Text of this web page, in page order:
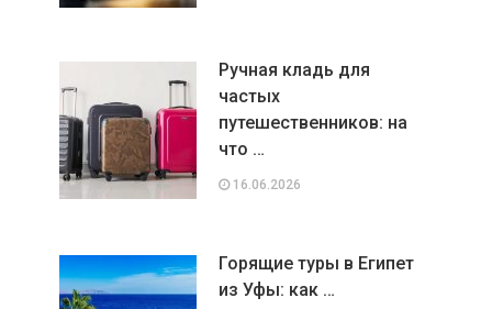
Ручная кладь для
частых
путешественников: на
что …
16.06.2026
Горящие туры в Египет
из Уфы: как …